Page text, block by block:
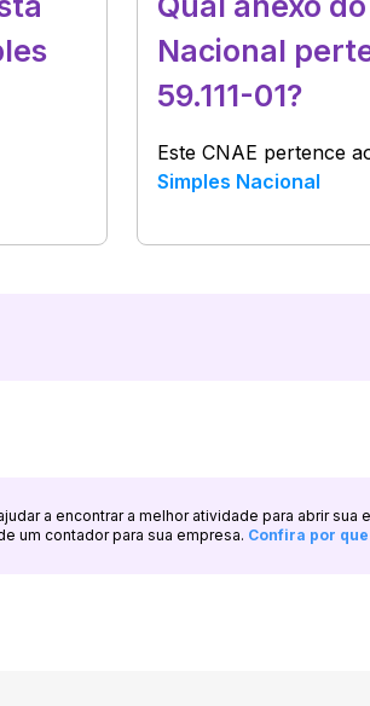
Nacional
59.111-01?
Este CNAE pertence
Simples Nacional
a encontrar a melhor atividade para abrir
um contador para sua empresa. Confira por